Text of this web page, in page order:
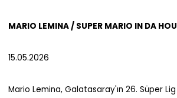
MARIO LEMINA / SUPER MARIO IN DA
15.05.2026
Mario Lemina, Galatasaray'ın 26. Süper